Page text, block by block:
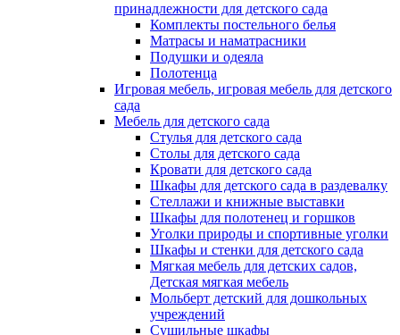
принадлежности для детского сада
Комплекты постельного белья
Матрасы и наматрасники
Подушки и одеяла
Полотенца
Игровая мебель, игровая мебель для детского
сада
Мебель для детского сада
Стулья для детского сада
Столы для детского сада
Кровати для детского сада
Шкафы для детского сада в раздевалку
Стеллажи и книжные выставки
Шкафы для полотенец и горшков
Уголки природы и спортивные уголки
Шкафы и стенки для детского сада
Мягкая мебель для детских садов,
Детская мягкая мебель
Мольберт детский для дошкольных
учреждений
Сушильные шкафы